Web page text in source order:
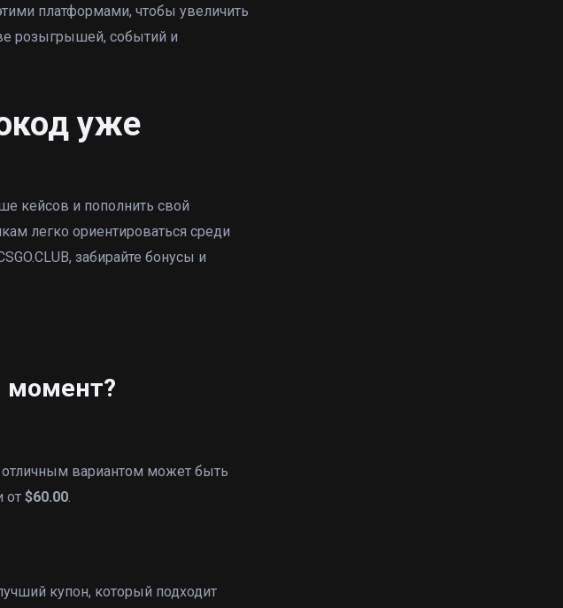
платформами, чтобы увеличить
розыгрышей, событий и
уже
кейсов и пополнить свой
легко ориентироваться среди
забирайте бонусы и
момент?
отличным вариантом может быть
от $60.00.
купон, который подходит